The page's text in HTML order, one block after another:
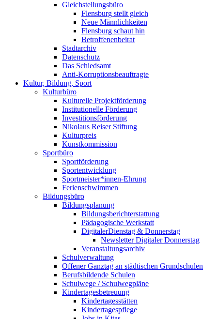
Gleichstellungsbüro
Flensburg stellt gleich
Neue Männlichkeiten
Flensburg schaut hin
Betroffenenbeirat
Stadtarchiv
Datenschutz
Das Schiedsamt
Anti-Korruptionsbeauftragte
Kultur, Bildung, Sport
Kulturbüro
Kulturelle Projektförderung
Institutionelle Förderung
Investitionsförderung
Nikolaus Reiser Stiftung
Kulturpreis
Kunstkommission
Sportbüro
Sportförderung
Sportentwicklung
Sportmeister*innen-Ehrung
Ferienschwimmen
Bildungsbüro
Bildungsplanung
Bildungsberichterstattung
Pädagogische Werkstatt
DigitalerDienstag & Donnerstag
Newsletter Digitaler Donnerstag
Veranstaltungsarchiv
Schulverwaltung
Offener Ganztag an städtischen Grundschulen
Berufsbildende Schulen
Schulwege / Schulwegpläne
Kindertagesbetreuung
Kindertagesstätten
Kindertagespflege